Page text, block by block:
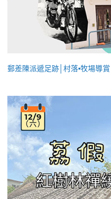
郵差陳派遞足跡│村落•牧場導賞